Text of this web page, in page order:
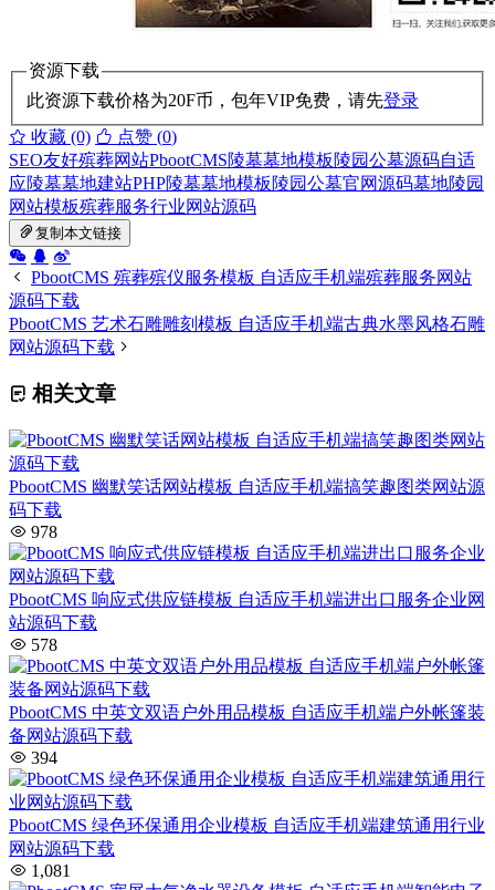
资源下载
此资源下载价格为20F币，包年VIP免费，请先登录
收藏 (0)
点赞 (0)
SEO友好殡葬网站PbootCMS陵墓墓地模板 陵园公墓源码自适
应陵墓墓地建站PHP陵墓墓地模板 陵园公墓官网源码墓地陵园
网站模板殡葬服务行业网站源码
复制本文链接
PbootCMS 殡葬殡仪服务模板 自适应手机端殡葬服务网站
源码下载
PbootCMS 艺术石雕雕刻模板 自适应手机端古典水墨风格石雕
网站源码下载
相关文章
PbootCMS 幽默笑话网站模板 自适应手机端搞笑趣图类网站源
码下载
978
PbootCMS 响应式供应链模板 自适应手机端进出口服务企业网
站源码下载
578
PbootCMS 中英文双语户外用品模板 自适应手机端户外帐篷装
备网站源码下载
394
PbootCMS 绿色环保通用企业模板 自适应手机端建筑通用行业
网站源码下载
1,081